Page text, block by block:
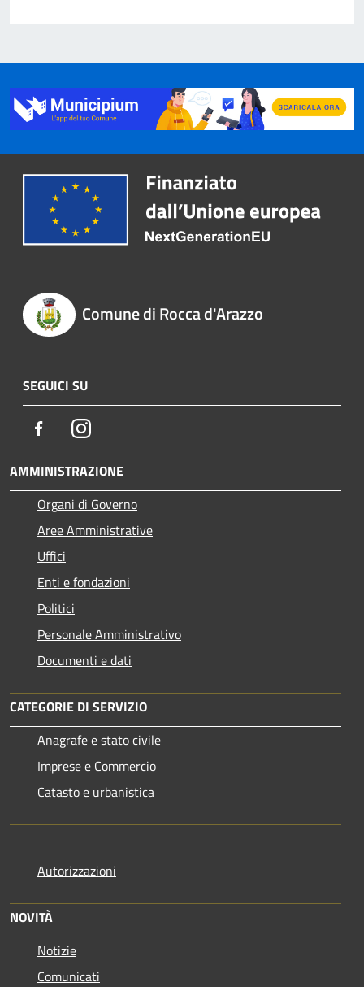
Comune di Rocca d'Arazzo
SEGUICI SU
FacebookInstagram
AMMINISTRAZIONE
Organi di Governo
Aree Amministrative
Uffici
Enti e fondazioni
Politici
Personale Amministrativo
Documenti e dati
CATEGORIE DI SERVIZIO
Anagrafe e stato civile
Imprese e Commercio
Catasto e urbanistica
Autorizzazioni
NOVITÀ
Notizie
Comunicati